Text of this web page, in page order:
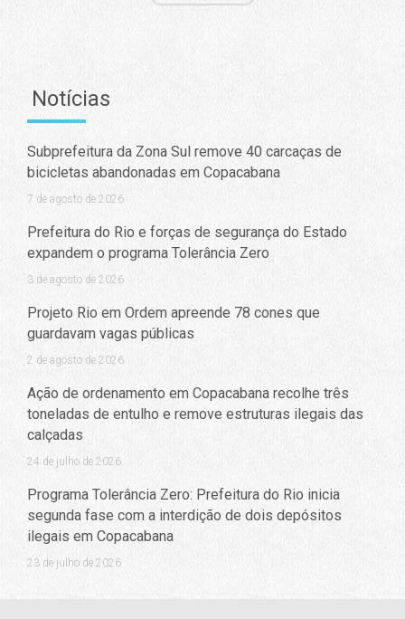
Notícias
Subprefeitura da Zona Sul remove 40 carcaças de
bicicletas abandonadas em Copacabana
7 de agosto de 2026
Prefeitura do Rio e forças de segurança do Estado
expandem o programa Tolerância Zero
3 de agosto de 2026
Projeto Rio em Ordem apreende 78 cones que
guardavam vagas públicas
2 de agosto de 2026
Ação de ordenamento em Copacabana recolhe três
toneladas de entulho e remove estruturas ilegais das
calçadas
24 de julho de 2026
Programa Tolerância Zero: Prefeitura do Rio inicia
segunda fase com a interdição de dois depósitos
ilegais em Copacabana
23 de julho de 2026